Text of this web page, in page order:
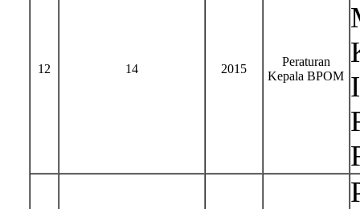
12 14 2015
Peraturan
Kepala BPOM